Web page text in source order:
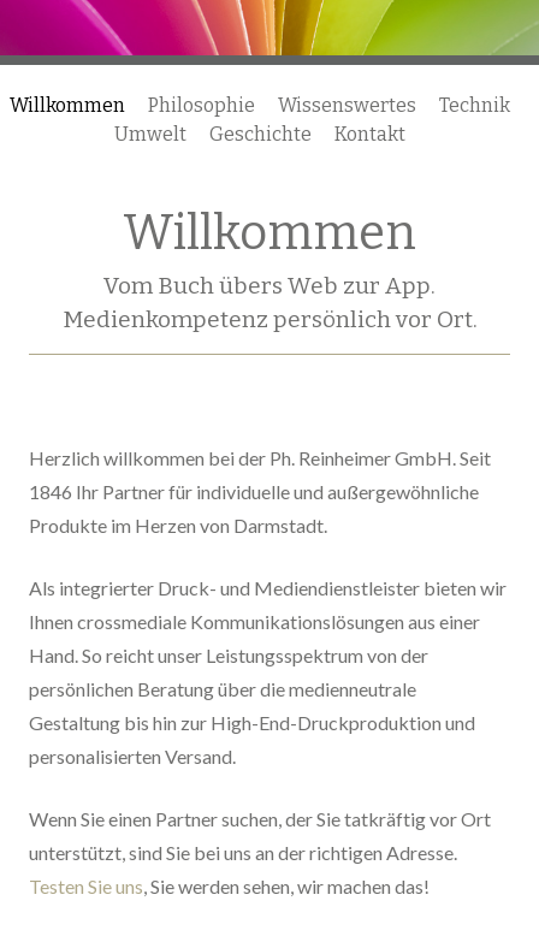
Willkommen Philosophie Wissenswertes
Technik
Umwelt
Geschichte Kontakt
Willkommen
Vom Buch übers Web zur App.
Medienkompetenz persönlich vor Ort.
Herzlich willkommen bei der Ph. Reinheimer GmbH. Seit
1846 Ihr Partner für individuelle und außergewöhnliche
Produkte im Herzen von Darmstadt.
Als integrierter Druck- und Mediendienstleister bieten wir
Ihnen crossmediale Kommunikationslösungen aus einer
Hand. So reicht unser Leistungsspektrum von der
persönlichen Beratung über die medienneutrale
Gestaltung bis hin zur High-End-Druckproduktion und
personalisierten Versand.
Wenn Sie einen Partner suchen, der Sie tatkräftig vor Ort
unterstützt, sind Sie bei uns an der richtigen Adresse.
Testen Sie uns, Sie werden sehen, wir machen das!